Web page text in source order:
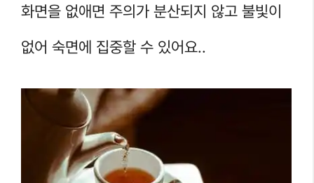
화면을 없애면 주의가 분산되지 않고 불빛이
없어 숙면에 집중할 수 있어요..